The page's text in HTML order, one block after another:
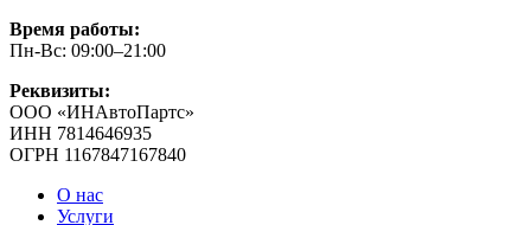
Время работы:
Пн-Вс: 09:00–21:00
Реквизиты:
ООО «ИНАвтоПартс»
ИНН 7814646935
ОГРН 1167847167840
О нас
Услуги